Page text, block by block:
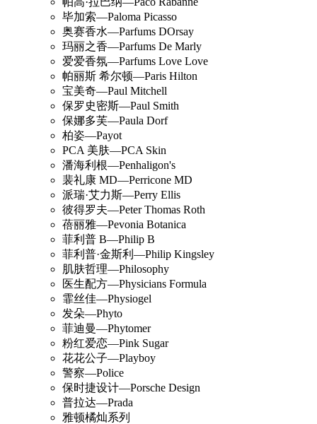
毕加索—Paloma Picasso
奥赛香水—Parfums DOrsay
玛丽之香—Parfums De Marly
爱爱香氛—Parfums Love Love
帕丽斯 希尔顿—Paris Hilton
宝美奇—Paul Mitchell
保罗史密斯—Paul Smith
保娜多芙—Paula Dorf
柏姿—Payot
PCA 美肤—PCA Skin
潘海利根—Penhaligon's
裴礼康 MD—Perricone MD
派瑞·艾力斯—Perry Ellis
彼得罗夫—Peter Thomas Roth
蓓丽雅—Pevonia Botanica
菲利普 B—Philip B
菲利普·金斯利—Philip Kingsley
肌肤哲理—Philosophy
医生配方—Physicians Formula
霏丝佳—Physiogel
发朵—Phyto
菲迪曼—Phytomer
粉红爱恋—Pink Sugar
花花公子—Playboy
警察—Police
保时捷设计—Porsche Design
普拉达—Prada
雅顿橘灿系列